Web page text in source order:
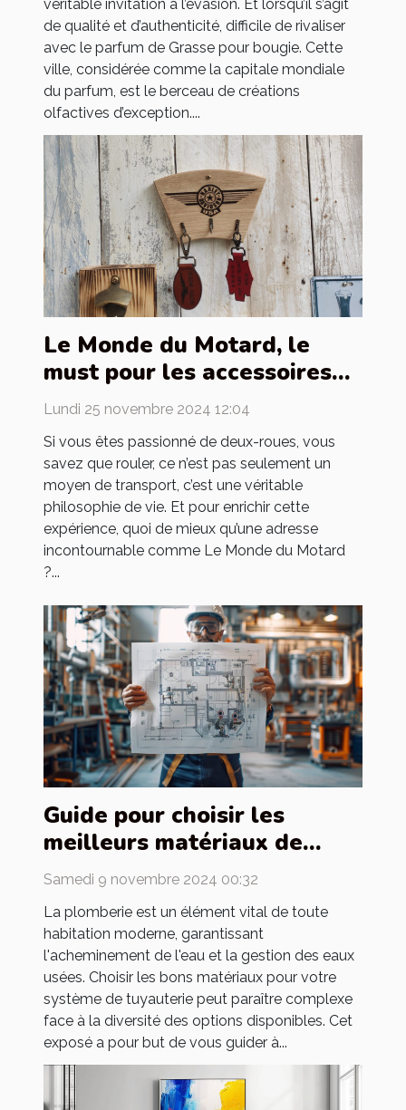
véritable invitation à l’évasion. Et lorsqu’il s’agit
de qualité et d’authenticité, difficile de rivaliser
avec le parfum de Grasse pour bougie. Cette
ville, considérée comme la capitale mondiale
du parfum, est le berceau de créations
olfactives d’exception....
Le Monde du Motard, le
must pour les accessoires
de motards
Lundi 25 novembre 2024 12:04
Si vous êtes passionné de deux-roues, vous
savez que rouler, ce n’est pas seulement un
moyen de transport, c’est une véritable
philosophie de vie. Et pour enrichir cette
expérience, quoi de mieux qu’une adresse
incontournable comme Le Monde du Motard
?...
Guide pour choisir les
meilleurs matériaux de
tuyauterie pour votre
maison
Samedi 9 novembre 2024 00:32
La plomberie est un élément vital de toute
habitation moderne, garantissant
l'acheminement de l'eau et la gestion des eaux
usées. Choisir les bons matériaux pour votre
système de tuyauterie peut paraître complexe
face à la diversité des options disponibles. Cet
exposé a pour but de vous guider à...